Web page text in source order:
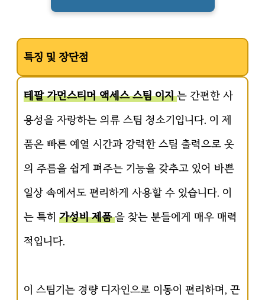
특징 및 장단점
테팔 가먼스티머 액세스 스팀 이지는 간편한 사
용성을 자랑하는 의류 스팀 청소기입니다. 이 제
품은 빠른 예열 시간과 강력한 스팀 출력으로 옷
의 주름을 쉽게 펴주는 기능을 갖추고 있어 바쁜
일상 속에서도 편리하게 사용할 수 있습니다. 이
는 특히 가성비 제품을 찾는 분들에게 매우 매력
적입니다.
이 스팀기는 경량 디자인으로 이동이 편리하며, 끈